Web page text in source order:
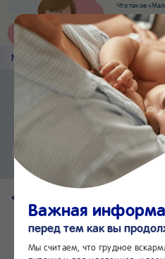
Что такое
Наш новый
развития
Nestlé Baby &me Наши
Приложение Nestlé
Еще быстрее и удобнее
Важная
перед тем как вы
Мы считаем, что грудное